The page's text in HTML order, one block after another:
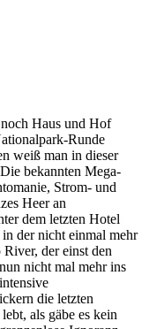
Haus und Hof
Runde
weiß man in dieser
bekannten Mega-
Strom- und
Heer an
dem letzten Hotel
der nicht einmal mehr
der einst den
nicht mal mehr ins
die letzten
als gäbe es kein